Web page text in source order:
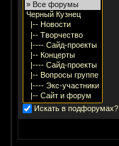
Искать в подфорумах?